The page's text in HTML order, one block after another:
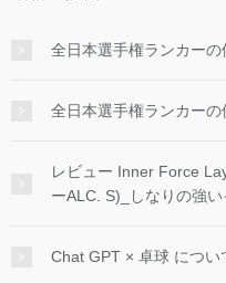
全日本選手権ランカー
全日本選手権ランカー
レビュー Inner Force
ーALC. S)_しなりの強
Chat GPT × 卓球 につい